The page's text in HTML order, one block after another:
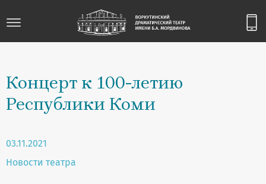
Концерт к 100-летию
Республики Коми
03.11.2021
Новости театра